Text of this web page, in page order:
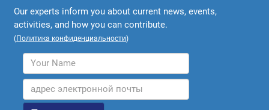
Our experts inform you about current news, events,
activities, and how you can contribute.
(Политика конфиденциальности)